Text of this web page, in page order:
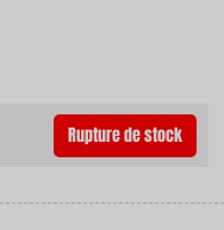
Rupture de stock